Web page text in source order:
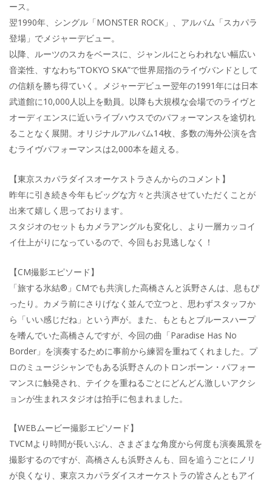
ース。
翌1990年、シングル「MONSTER ROCK」、アルバム「スカパラ
登場」でメジャーデビュー。
以降、ルーツのスカをベースに、ジャンルにとらわれない幅広い
音楽性、すなわち“TOKYO SKA”で世界屈指のライヴバンドとして
の信頼を勝ち得ていく。メジャーデビュー翌年の1991年には日本
武道館に10,000人以上を動員。以降も大規模な会場でのライヴと
オーディエンスに近いライブハウスでのパフォーマンスを途切れ
ることなく展開。オリジナルアルバム14枚、多数の海外公演を含
むライヴパフォーマンスは2,000本を超える。
【東京スカパラダイスオーケストラさんからのコメント】
昨年に引き続き今年もビッグな方々と共演させていただくことが
出来て嬉しく思っております。
スタジオのセットもカメラアングルも変化し、より一層カッコイ
イ仕上がりになっているので、今回もお見逃しなく！
【CM撮影エピソード】
「旅する氷結®」CMでも共演した高橋さんと浜野さんは、息もぴ
ったり。カメラ前にさりげなく並んで立つと、思わずスタッフか
ら「いい感じだね」という声が。また、もともとブルースハープ
を嗜んでいた高橋さんですが、今回の曲「Paradise Has No
Border」を演奏するために事前から練習を重ねてくれました。プ
ロのミュージシャンでもある浜野さんのトロンボーン・パフォー
マンスに触発され、テイクを重ねるごとにどんどん激しいアクシ
ョンが生まれスタジオは拍手に包まれました。
【WEBムービー撮影エピソード】
TVCMより時間が長いぶん、さまざまな角度から何度も演奏風景を
撮影するのですが、高橋さんも浜野さんも、回を追うごとにノリ
が良くなり、東京スカパラダイスオーケストラの皆さんともアイ